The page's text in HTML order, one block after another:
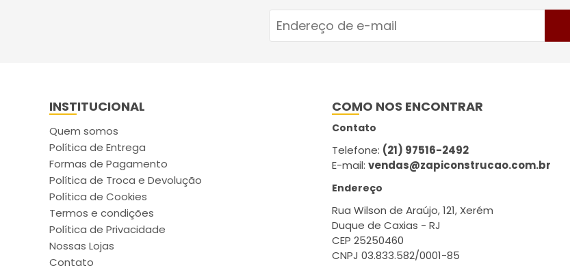
INSTITUCIONAL
Quem somos
Política de Entrega
Formas de Pagamento
Política de Troca e Devolução
Política de Cookies
Termos e condições
Política de Privacidade
Nossas Lojas
Contato
COMO NOS ENCONTRAR
Contato
Telefone: (21) 97516-2492
E-mail:vendas@zapiconstrucao.com.br
Endereço
Rua Wilson de Araújo, 121, Xerém
Duque de Caxias - RJ
CEP 25250460
CNPJ 03.833.582/0001-85